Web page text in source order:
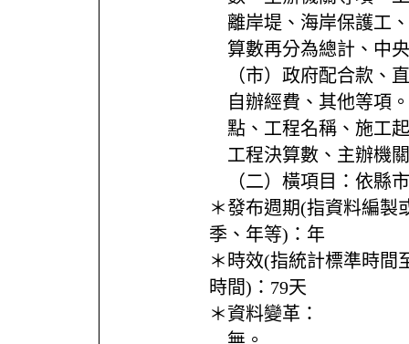
離岸堤、海岸保護工
算數再分為總計、中
（市）政府配合款、
自辦經費、其他等項
點、工程名稱、施工
工程決算數、主辦機
（二）橫項目：依縣
＊發布週期(指資料編製
季、年等)： 年
＊時效(指統計標準時間
時間)： 79天
＊資料變革：